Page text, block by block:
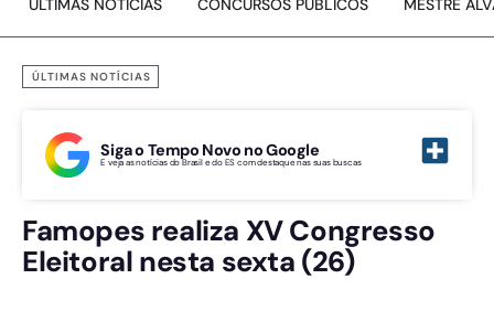
ÚLTIMAS NOTÍCIAS CONCURSOS PÚBLICOS MESTRE
ÚLTIMAS NOTÍCIAS
Siga o Tempo Novo no Google
E veja as notícias do Brasil e do ES com destaque nas suas buscas
Famopes realiza XV Congresso
Eleitoral nesta sexta (26)